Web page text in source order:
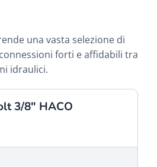
una vasta selezione di
forti e affidabili tra
idraulici.
3/8" HACO